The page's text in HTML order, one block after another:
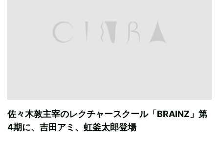
佐々木敦主宰のレクチャースクール「BRAINZ」第
4期に、吉田アミ、虹釜太郎登場